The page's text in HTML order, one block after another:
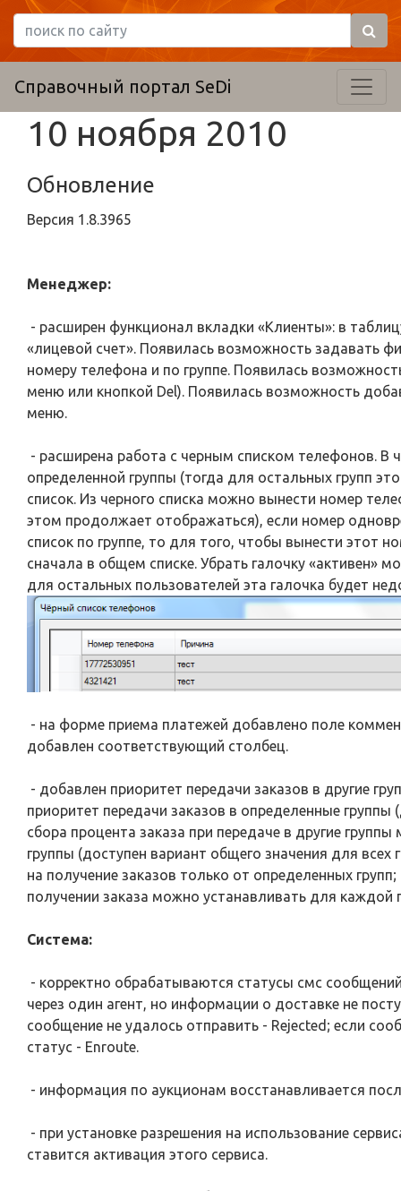
Справочный портал SeDi
10 ноября 2010
Обновление
Версия 1.8.3965
Менеджер:
- расширен функционал вкладки «Клиенты»: в
«лицевой счет». Появилась возможность задавать
номеру телефона и по группе. Появилась
меню или кнопкой Del). Появилась возможность
меню.
- расширена работа с черным списком телефонов.
определенной группы (тогда для остальных групп
список. Из черного списка можно вынести номер
этом продолжает отображаться), если номер
список по группе, то для того, чтобы вынести этот
сначала в общем списке. Убрать галочку «активен»
для остальных пользователей эта галочка будет
- на форме приема платежей добавлено поле
добавлен соответствующий столбец.
- добавлен приоритет передачи заказов в другие
приоритет передачи заказов в определенные группы
сбора процента заказа при передаче в другие
группы (доступен вариант общего значения для
на получение заказов только от определенных
получении заказа можно устанавливать для каждой
Система:
- корректно обрабатываются статусы смс
через один агент, но информации о доставке не
сообщение не удалось отправить - Rejected; если
статус - Enroute.
- информация по аукционам восстанавливается
- при установке разрешения на использование
ставится активация этого сервиса.